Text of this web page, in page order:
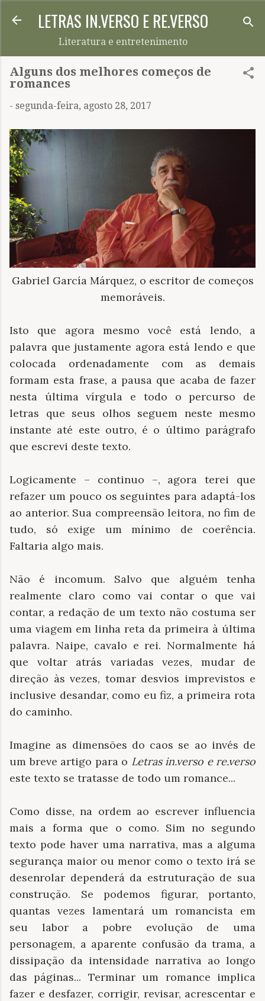
Pular para o conteúdo principal
LETRAS IN.VERSO E RE.VERSO
Literatura e entretenimento
Alguns dos melhores começos de
romances
- segunda-feira, agosto 28, 2017
Gabriel García Márquez, o escritor de começos
memoráveis.
Isto que agora mesmo você está lendo, a
palavra que justamente agora está lendo e que
colocada ordenadamente com as demais
formam esta frase, a pausa que acaba de fazer
nesta última vírgula e todo o percurso de
letras que seus olhos seguem neste mesmo
instante até este outro, é o último parágrafo
que escrevi deste texto.
Logicamente – continuo –, agora terei que
refazer um pouco os seguintes para adaptá-los
ao anterior. Sua compreensão leitora, no fim de
tudo, só exige um mínimo de coerência.
Faltaria algo mais.
Não é incomum. Salvo que alguém tenha
realmente claro como vai contar o que vai
contar, a redação de um texto não costuma ser
uma viagem em linha reta da primeira à última
palavra. Naipe, cavalo e rei. Normalmente há
que voltar atrás variadas vezes, mudar de
direção às vezes, tomar desvios imprevistos e
inclusive desandar, como eu fiz, a primeira rota
do caminho.
Imagine as dimensões do caos se ao invés de
um breve artigo para o Letras in.verso e re.verso
este texto se tratasse de todo um romance...
Como disse, na ordem ao escrever influencia
mais a forma que o como. Sim no segundo
texto pode haver uma narrativa, mas a alguma
segurança maior ou menor como o texto irá se
desenrolar dependerá da estruturação de sua
construção. Se podemos figurar, portanto,
quantas vezes lamentará um romancista em
seu labor a pobre evolução de uma
personagem, a aparente confusão da trama, a
dissipação da intensidade narrativa ao longo
das páginas... Terminar um romance implica
fazer e desfazer, corrigir, revisar, acrescentar e